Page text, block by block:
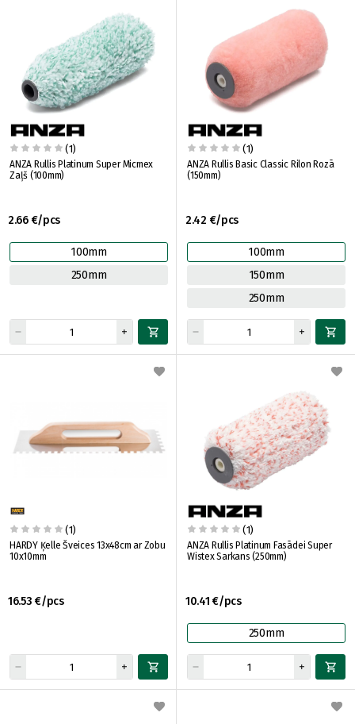
(1)
ANZA Rullis Platinum Super Micmex
Zaļš (100mm)
2.66 €/pcs
100mm
250mm
(1)
ANZA Rullis Basic Classic Rilon Rozā
(150mm)
2.42 €/pcs
100mm
150mm
250mm
(1)
HARDY Ķelle Šveices 13x48cm ar Zobu
10x10mm
16.53 €/pcs
(1)
ANZA Rullis Platinum Fasādei Super
Wistex Sarkans (250mm)
10.41 €/pcs
250mm